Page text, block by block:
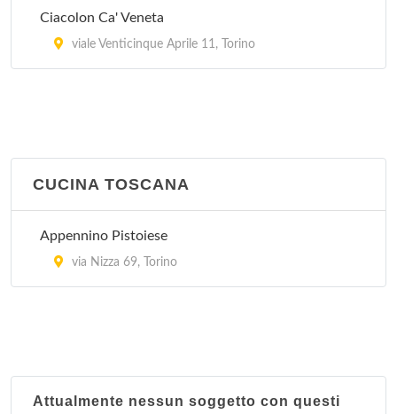
Ciacolon Ca' Veneta
viale Venticinque Aprile 11, Torino
CUCINA TOSCANA
Appennino Pistoiese
via Nizza 69, Torino
Attualmente nessun soggetto con questi